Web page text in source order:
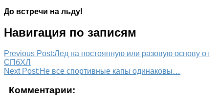
До встречи на льду!
Навигация по записям
Previous Post:Лед на постоянную или разовую основу от
СПбХЛ
Next Post:Не все спортивные капы одинаковы…
Комментарии: